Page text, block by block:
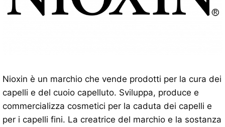
Nioxin è un marchio che vende prodotti per la cura dei
capelli e del cuoio capelluto. Sviluppa, produce e
commercializza cosmetici per la caduta dei capelli e
per i capelli fini. La creatrice del marchio e la sostanza